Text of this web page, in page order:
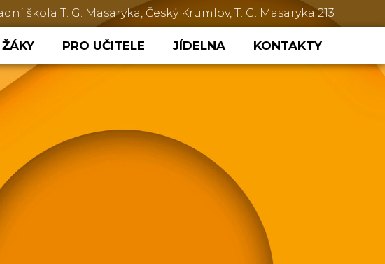
škola T. G. Masaryka, Český Krumlov, T. G. Masaryka 213
PRO UČITELE JÍDELNA KONTAKTY